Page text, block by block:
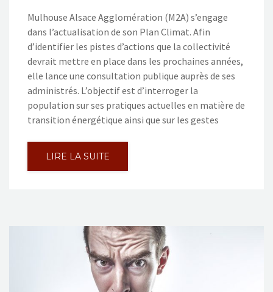
Mulhouse Alsace Agglomération (M2A) s’engage
dans l’actualisation de son Plan Climat. Afin
d’identifier les pistes d’actions que la collectivité
devrait mettre en place dans les prochaines années,
elle lance une consultation publique auprès de ses
administrés. L’objectif est d’interroger la
population sur ses pratiques actuelles en matière de
transition énergétique ainsi que sur les gestes
LIRE LA SUITE